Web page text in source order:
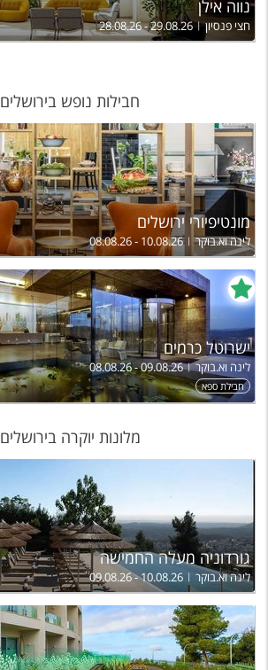
נווה אילן
חצי פנסיון 28.08.26 - 29.08.26
חבילות נופש בירושלים
מונטיפיורי ירושלים
לינה וא.בוקר 08.08.26 - 10.08.26
ישרוטל כרמים
לינה וא.בוקר 08.08.26 - 09.08.26
חבילת ספא
מלונות יוקרה בירושלים
גורדוניה מעלה החמישה
לינה וא.בוקר 09.08.26 - 10.08.26